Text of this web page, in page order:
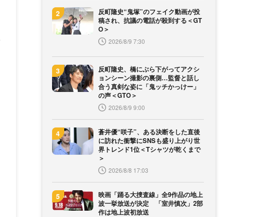
反町隆史“鬼塚”のフェイク動画が投
稿され、抗議の電話が殺到する＜GT
O＞
2026/8/9 7:30
反町隆史、橋にぶら下がってアクシ
ョンシーン撮影の裏側…監督と話し
合う真剣な姿に「鬼ッチかっけー」
の声＜GTO＞
2026/8/9 9:00
蒼井優“咲子”、ある決断をした直後
に訪れた衝撃にSNSも盛り上がり世
界トレンド1位＜Tシャツが乾くまで
＞
2026/8/8 17:03
映画「踊る大捜査線」全9作品の地上
波一挙放送が決定 「室井慎次」2部
作は地上波初放送